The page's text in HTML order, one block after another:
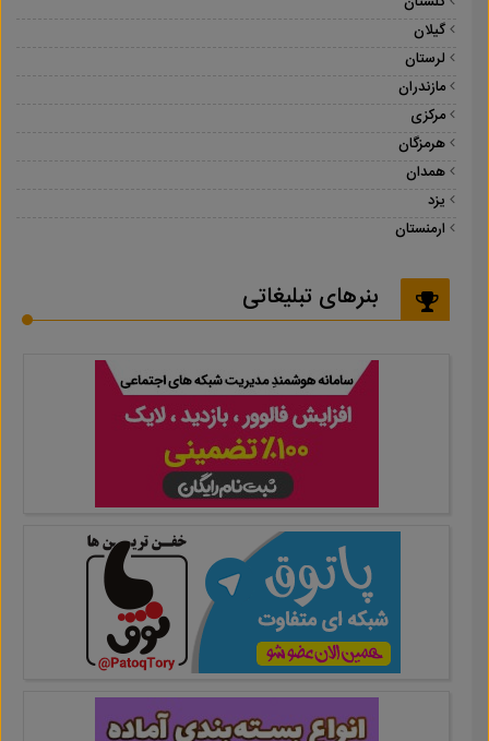
گیلان
لرستان
مازندران
مرکزی
هرمزگان
همدان
یزد
ارمنستان
بنرهای تبلیغاتی